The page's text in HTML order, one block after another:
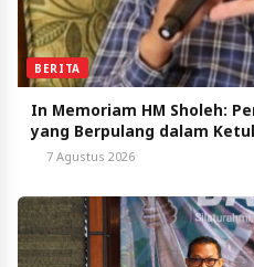
BERITA
In Memoriam HM Sholeh:
yang Berpulang dalam
7 Agustus 2026